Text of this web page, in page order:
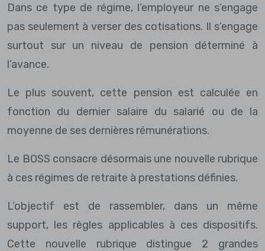
Dans ce type de régime, l’employeur ne s’engage
pas seulement à verser des cotisations. Il s’engage
surtout sur un niveau de pension déterminé à
l’avance.
Le plus souvent, cette pension est calculée en
fonction du dernier salaire du salarié ou de la
moyenne de ses dernières rémunérations.
Le BOSS consacre désormais une nouvelle rubrique
à ces régimes de retraite à prestations définies.
L’objectif est de rassembler, dans un même
support, les règles applicables à ces dispositifs.
Cette nouvelle rubrique distingue 2 grandes